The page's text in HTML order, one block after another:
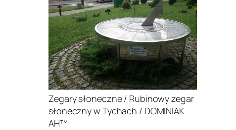
Zegary słoneczne / Rubinowy zegar
słoneczny w Tychach / DOMINIAK
AH™